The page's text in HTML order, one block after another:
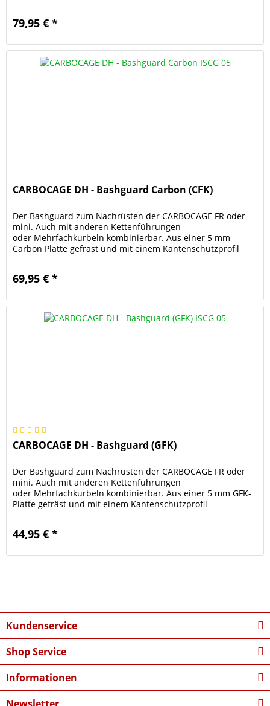
79,95 € *
CARBOCAGE DH - Bashguard Carbon (CFK)
Der Bashguard zum Nachrüsten der CARBOCAGE FR oder
mini. Auch mit anderen Kettenführungen
oder Mehrfachkurbeln kombinierbar. Aus einer 5 mm
Carbon Platte gefräst und mit einem Kantenschutzprofil
69,95 € *
CARBOCAGE DH - Bashguard (GFK)
Der Bashguard zum Nachrüsten der CARBOCAGE FR oder
mini. Auch mit anderen Kettenführungen
oder Mehrfachkurbeln kombinierbar. Aus einer 5 mm GFK-
Platte gefräst und mit einem Kantenschutzprofil
44,95 € *
Kundenservice
Shop Service
Informationen